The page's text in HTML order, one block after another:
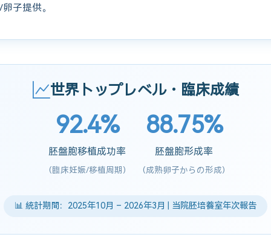
子提供。
世界トップレベル・臨床成績
92.4%
胚盤胞移植成功率
(臨床妊娠/移植周期)
88.75%
胚盤胞形成率
(成熟卵子からの形成)
📊 統計期間：2025年10月 – 2026年3月 | 当院胚培養室年次報告